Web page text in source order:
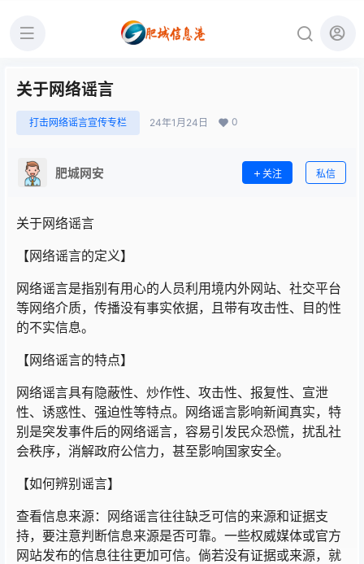
关于网络谣言
打击网络谣言宣传专栏 24年1月24日 0
肥城网安 关注 私信
关于网络谣言
【网络谣言的定义】
网络谣言是指别有用心的人员利用境内外网站、社交平台
等网络介质，传播没有事实依据，且带有攻击性、目的性
的不实信息。
【网络谣言的特点】
网络谣言具有隐蔽性、炒作性、攻击性、报复性、宣泄
性、诱惑性、强迫性等特点。网络谣言影响新闻真实，特
别是突发事件后的网络谣言，容易引发民众恐慌，扰乱社
会秩序，消解政府公信力，甚至影响国家安全。
【如何辨别谣言】
查看信息来源：网络谣言往往缺乏可信的来源和证据支
持，要注意判断信息来源是否可靠。一些权威媒体或官方
网站发布的信息往往更加可信。倘若没有证据或来源，就